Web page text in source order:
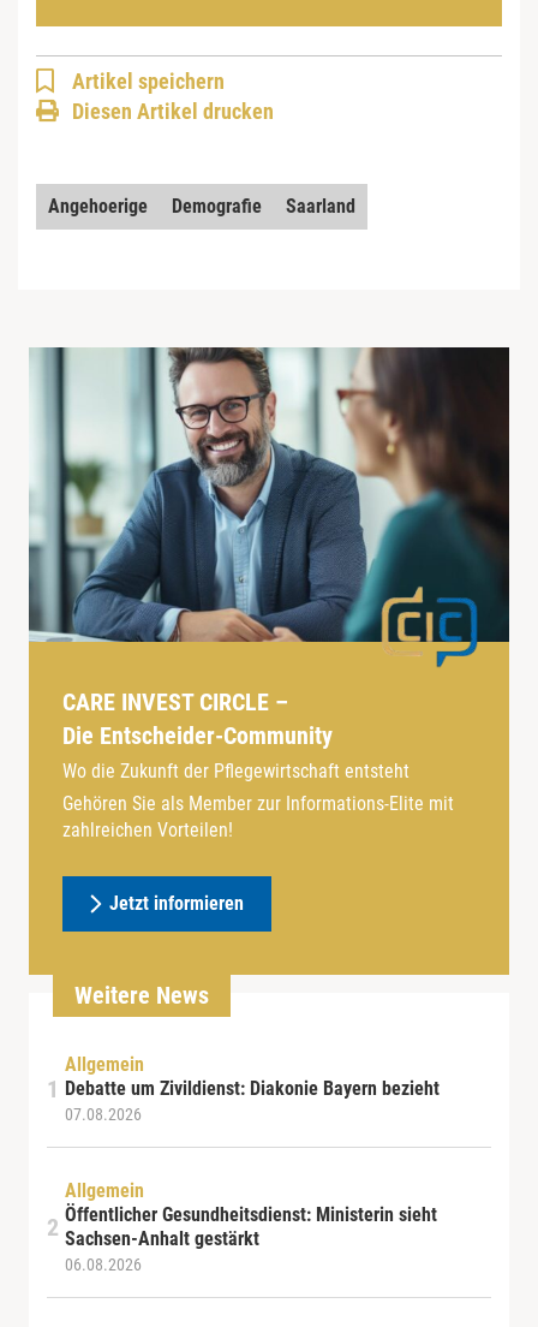
Artikel speichern
Diesen Artikel drucken
Angehoerige Demografie Saarland
CARE INVEST CIRCLE –
Die Entscheider-Community
Wo die Zukunft der Pflegewirtschaft entsteht
Gehören Sie als Member zur Informations-Elite mit
zahlreichen Vorteilen!
Jetzt informieren
Weitere News
Allgemein
Debatte um Zivildienst: Diakonie Bayern bezieht
07.08.2026
Allgemein
Öffentlicher Gesundheitsdienst: Ministerin sieht
Sachsen-Anhalt gestärkt
06.08.2026